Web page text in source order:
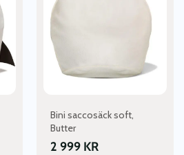
Bini saccosäck soft,
Butter
2 999 KR